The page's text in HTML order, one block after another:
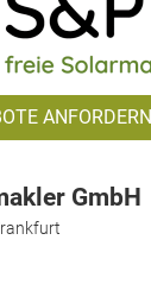
ANFORDERN
GmbH